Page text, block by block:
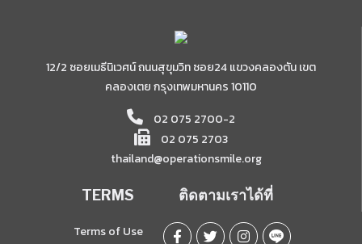
12/2 ซอยเมธีนิเวศน์ ถนนสุขุมวิท ซอย24 แขวงคลองตัน เขต
คลองเตย กรุงเทพมหานคร 10110
02 075 2700-2
02 075 2703
thailand@operationsmile.org
TERMS
Terms of Use
ติดตามเราได้ที่